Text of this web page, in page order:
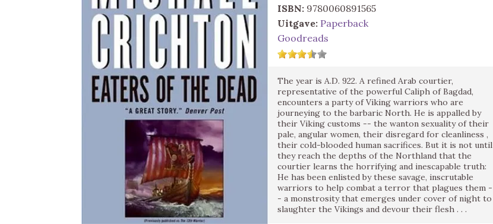
ISBN: 9780060891565
Uitgave: Paperback
Goodreads
The year is A.D. 922. A refined Arab courtier,
representative of the powerful Caliph of Bagdad,
encounters a party of Viking warriors who are
journeying to the barbaric North. He is appalled by
their Viking customs -- the wanton sexuality of their
pale, angular women, their disregard for cleanliness ,
their cold-blooded human sacrifices. But it is not until
they reach the depths of the Northland that the
courtier learns the horrifying and inescapable truth:
He has been enlisted by these savage, inscrutable
warriors to help combat a terror that plagues them -
- a monstrosity that emerges under cover of night to
slaughter the Vikings and devour their flesh . . .